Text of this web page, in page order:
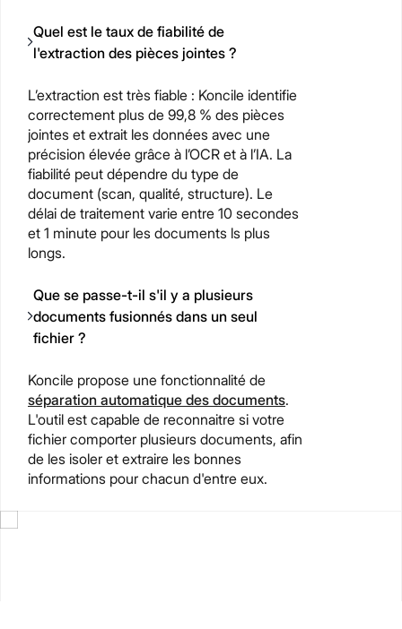
Quel est le taux de fiabilité de
l'extraction des pièces jointes ?
L’extraction est très fiable : Koncile identifie
correctement plus de 99,8 % des pièces
jointes et extrait les données avec une
précision élevée grâce à l’OCR et à l’IA. La
fiabilité peut dépendre du type de
document (scan, qualité, structure). Le
délai de traitement varie entre 10 secondes
et 1 minute pour les documents ls plus
longs.
Que se passe-t-il s'il y a plusieurs
documents fusionnés dans un seul
fichier ?
Koncile propose une fonctionnalité de
séparation automatique des documents.
L'outil est capable de reconnaitre si votre
fichier comporter plusieurs documents, afin
de les isoler et extraire les bonnes
informations pour chacun d'entre eux.